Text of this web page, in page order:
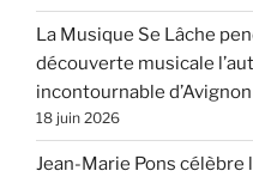
La Musique Se Lâche
découverte musicale
incontournable d’Avignon
18 juin 2026
Jean-Marie Pons célèbre